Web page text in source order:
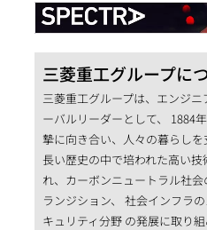
三菱重工グループに
三菱重工グループは、エンジ
ーバルリーダーとして、 1884
摯に向き合い、人々の暮らしを
長い歴史の中で培われた高い
れ、カーボンニュートラル社
ランジション、 社会インフラ
キュリティ分野 の発展に取り